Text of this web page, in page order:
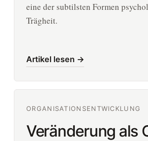
eine der subtilsten Formen
Trägheit.
Artikel lesen →
ORGANISATIONSENTWICKLUNG
Veränderung als